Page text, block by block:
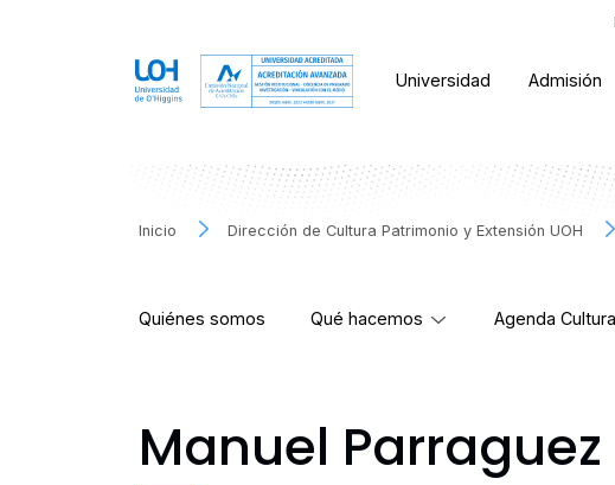
Universidad Admisión
Inicio Dirección de Cultura Patrimonio y Extensión UOH
Quiénes somos Qué hacemos Agenda
Manuel